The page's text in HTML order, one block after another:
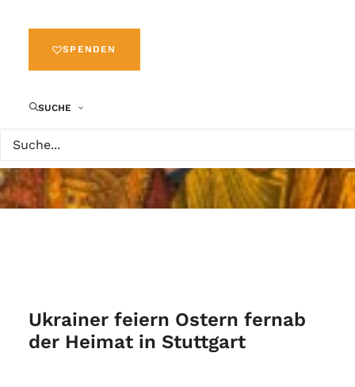
SPENDEN
SUCHE
Ukrainer feiern Ostern fernab
der Heimat in Stuttgart